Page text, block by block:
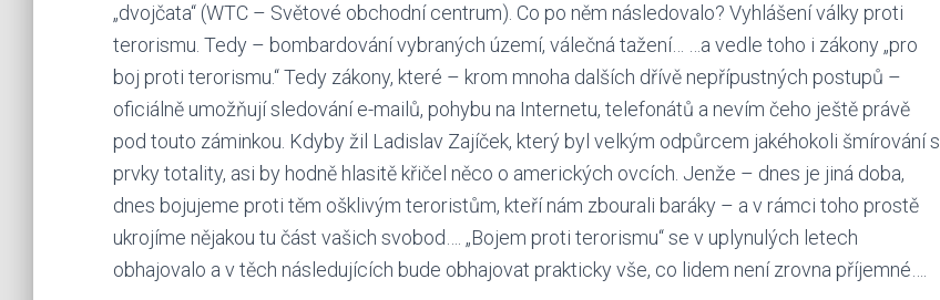
„dvojčata“ (WTC – Světové obchodní centrum). Co po něm následovalo? Vyhlášení války proti
terorismu. Tedy – bombardování vybraných území, válečná tažení… …a vedle toho i zákony „pro
boj proti terorismu.“ Tedy zákony, které – krom mnoha dalších dřívě nepřípustných postupů –
oficiálně umožňují sledování e-mailů, pohybu na Internetu, telefonátů a nevím čeho ještě právě
pod touto záminkou. Kdyby žil Ladislav Zajíček, který byl velkým odpůrcem jakéhokoli šmírování s
prvky totality, asi by hodně hlasitě křičel něco o amerických ovcích. Jenže – dnes je jiná doba,
dnes bojujeme proti těm ošklivým teroristům, kteří nám zbourali baráky – a v rámci toho prostě
ukrojíme nějakou tu část vašich svobod…. „Bojem proti terorismu“ se v uplynulých letech
obhajovalo a v těch následujících bude obhajovat prakticky vše, co lidem není zrovna příjemné….